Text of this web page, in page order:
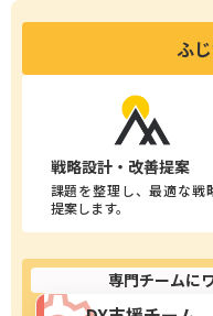
ふ
戦略設計・改善提案
課題を整理し、最適な戦
提案します。
専門チームに